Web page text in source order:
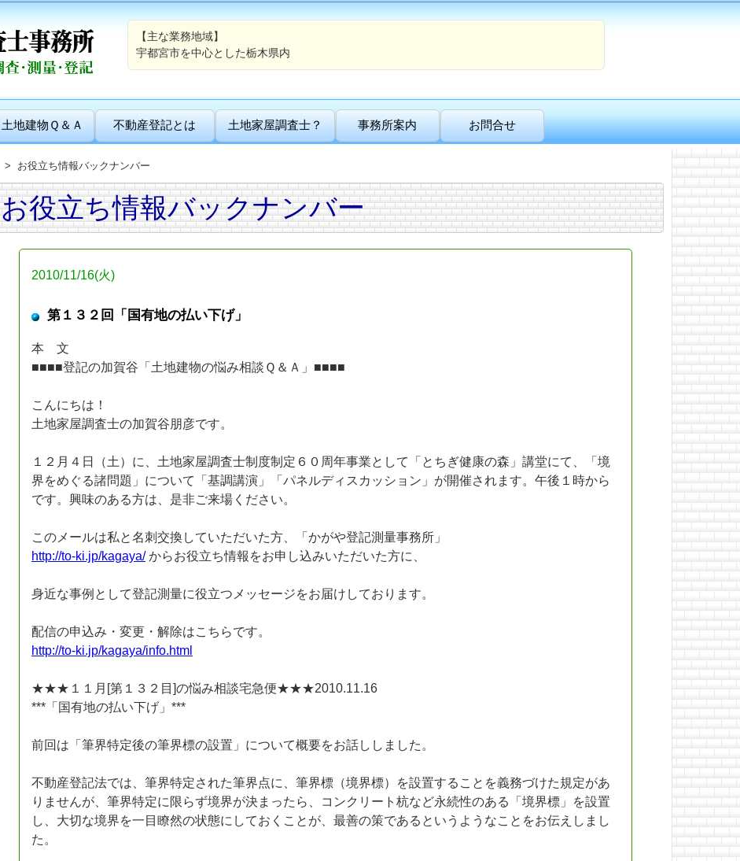
【主な業務地域】
宇都宮市を中心とした栃木県内
土地建物Ｑ＆Ａ 不動産登記とは 土地家屋調査士？ 事務所案内 お問合せ
お役立ち情報バックナンバー
お役立ち情報バックナンバー
2010/11/16(火)
第１３２回「国有地の払い下げ」
本 文
■■■■登記の加賀谷「土地建物の悩み相談Ｑ＆Ａ」■■■■
こんにちは！
土地家屋調査士の加賀谷朋彦です。
１２月４日（土）に、土地家屋調査士制度制定６０周年事業として「とちぎ健康の森」講堂にて、「境
界をめぐる諸問題」について「基調講演」「パネルディスカッション」が開催されます。午後１時から
です。興味のある方は、是非ご来場ください。
このメールは私と名刺交換していただいた方、「かがや登記測量事務所」
http://to-ki.jp/kagaya/からお役立ち情報をお申し込みいただいた方に、
身近な事例として登記測量に役立つメッセージをお届けしております。
配信の申込み・変更・解除はこちらです。
http://to-ki.jp/kagaya/info.html
★★★１１月[第１３２目]の悩み相談宅急便★★★2010.11.16
***「国有地の払い下げ」***
前回は「筆界特定後の筆界標の設置」について概要をお話ししました。
不動産登記法では、筆界特定された筆界点に、筆界標（境界標）を設置することを義務づけた規定があ
りませんが、筆界特定に限らず境界が決まったら、コンクリート杭など永続性のある「境界標」を設置
し、大切な境界を一目瞭然の状態にしておくことが、最善の策であるというようなことをお伝えしまし
た。